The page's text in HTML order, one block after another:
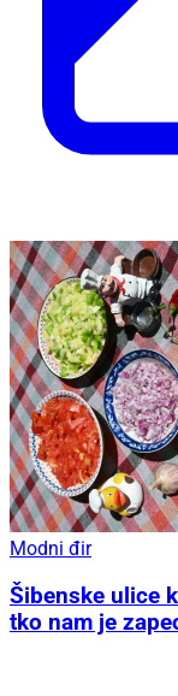
Modni đir
Šibenske ulice
tko nam je